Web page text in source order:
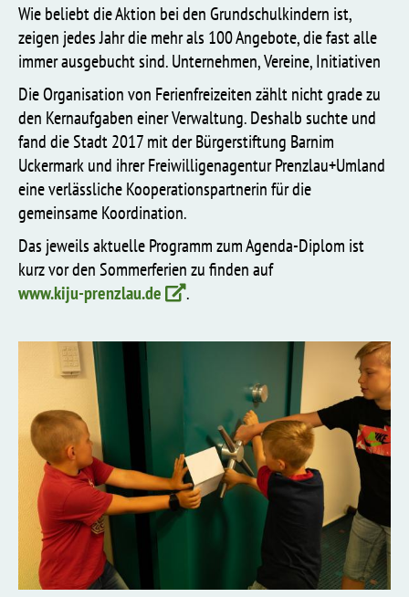
Wie beliebt die Aktion bei den Grundschulkindern ist,
zeigen jedes Jahr die mehr als 100 Angebote, die fast alle
immer ausgebucht sind. Unternehmen, Vereine, Initiativen
Die Organisation von Ferienfreizeiten zählt nicht grade zu
den Kernaufgaben einer Verwaltung. Deshalb suchte und
fand die Stadt 2017 mit der Bürgerstiftung Barnim
Uckermark und ihrer Freiwilligenagentur Prenzlau+Umland
eine verlässliche Kooperationspartnerin für die
gemeinsame Koordination.
Das jeweils aktuelle Programm zum Agenda-Diplom ist
kurz vor den Sommerferien zu finden auf
www.kiju-prenzlau.de
.